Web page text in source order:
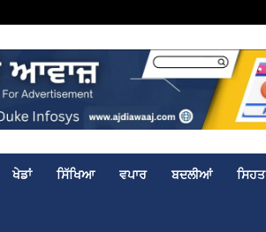
ਖੇਡਾਂ ਸਿੱਖਿਆ ਵਪਾਰ ਬਦਲੀਆਂ ਸਿਹਤ